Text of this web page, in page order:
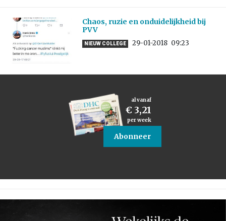
Chaos, ruzie en onduidelijkheid bij
PVV
NIEUW COLLEGE 29-01-2018 09:23
al vanaf
€ 3,21
per week
Abonneer